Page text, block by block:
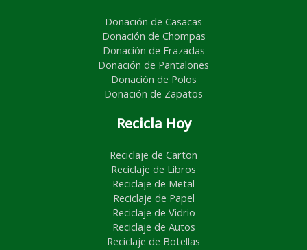
Donación de Casacas
Donación de Chompas
Donación de Frazadas
Donación de Pantalones
Donación de Polos
Donación de Zapatos
Recicla Hoy
Reciclaje de Carton
Reciclaje de Libros
Reciclaje de Metal
Reciclaje de Papel
Reciclaje de Vidrio
Reciclaje de Autos
Reciclaje de Botellas